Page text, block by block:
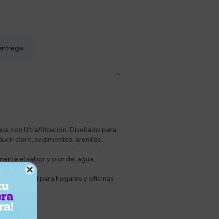

con Ultrafiltración. Diseñado para
cloro, sedimentos, arenillas,
el sabor y olor del agua,
Ideal para hogares y oficinas